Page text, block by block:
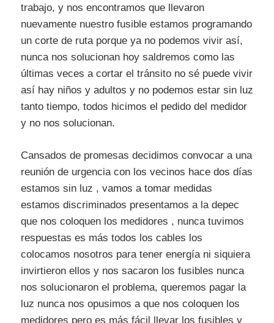
trabajo, y nos encontramos que llevaron
nuevamente nuestro fusible estamos programando
un corte de ruta porque ya no podemos vivir así,
nunca nos solucionan hoy saldremos como las
últimas veces a cortar el tránsito no sé puede vivir
así hay niños y adultos y no podemos estar sin luz
tanto tiempo, todos hicimos el pedido del medidor
y no nos solucionan.
Cansados de promesas decidimos convocar a una
reunión de urgencia con los vecinos hace dos días
estamos sin luz , vamos a tomar medidas
estamos discriminados presentamos a la depec
que nos coloquen los medidores , nunca tuvimos
respuestas es más todos los cables los
colocamos nosotros para tener energía ni siquiera
invirtieron ellos y nos sacaron los fusibles nunca
nos solucionaron el problema, queremos pagar la
luz nunca nos opusimos a que nos coloquen los
medidores pero es más fácil llevar los fusibles y